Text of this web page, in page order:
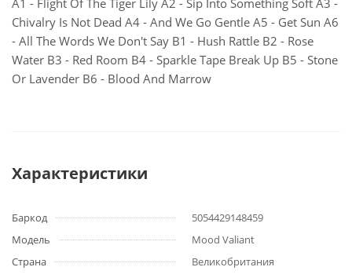
A1 - Flight Of The Tiger Lily A2 - Sip Into Something Soft A3 -
Chivalry Is Not Dead A4 - And We Go Gentle A5 - Get Sun A6
- All The Words We Don't Say B1 - Hush Rattle B2 - Rose
Water B3 - Red Room B4 - Sparkle Tape Break Up B5 - Stone
Or Lavender B6 - Blood And Marrow
Характеристики
Баркод
5054429148459
Модель
Mood Valiant
Страна
Великобритания